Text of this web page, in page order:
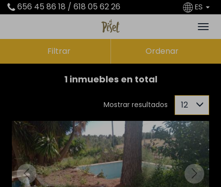
656 45 86 18 / 618 05 62 26 ES
Filtrar Ordenar
1 inmuebles en total
Mostrar resultados 12